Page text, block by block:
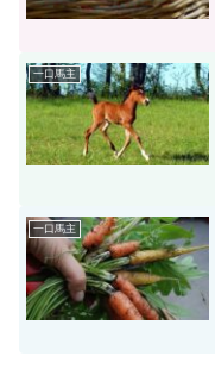
一口馬主
一口馬主